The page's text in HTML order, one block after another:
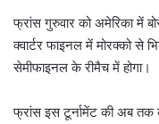
फ्रांस गुरुवार को अमेरिका में
क्वार्टर फाइनल में मोरक्को से
सेमीफाइनल के रीमैच में होगा।
फ्रांस इस टूर्नामेंट की अब तक